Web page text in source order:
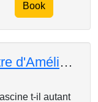
Book
Le Montmartre d'Amélie Poulain
t-il autant